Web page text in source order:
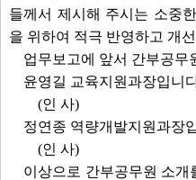
들께서 제시해 주시는 소중
을 위하여 적극 반영하고 개
업무보고에 앞서 간부공무
윤영길 교육지원과장입니
(인 사)
정연종 역량개발지원과장
(인 사)
이상으로 간부공무원 소